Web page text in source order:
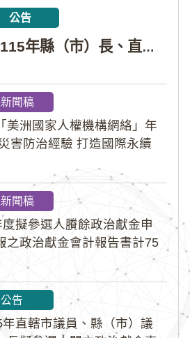
公告本院許可115年縣（市）長、直轄市議員、縣（市）議員擬參選人開立政治獻金專戶共計4戶。各專戶得收受政治獻金期間為自專戶許可設立日起至115年11月27日止，專戶名冊詳如附件。
公告
新聞稿
美洲國家人權機構網絡」年
害防治經驗 打造國際永續
新聞稿
擬參選人賸餘政治獻金申
之政治獻金會計報告書計75
公告
直轄市議員、縣（市）議